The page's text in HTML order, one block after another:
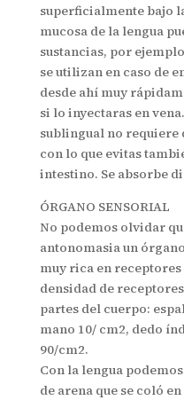
superficialmente bajo
mucosa de la lengua
sustancias, por
se utilizan en caso de
desde ahí muy
si lo inyectaras en
sublingual no requiere
con lo que evitas
intestino. Se absorbe
ÓRGANO SENSORIAL
No podemos olvidar
antonomasia un
muy rica en
densidad de
partes del cuerpo:
mano 10/ cm2, dedo
90/cm2.
Con la lengua
de arena que se coló